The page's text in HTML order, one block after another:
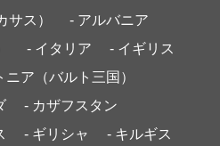
ス）
- アルバニア
- イタリア
- イギリス
ニア（バルト三国）
- カザフスタン
- ギリシャ
- キルギス